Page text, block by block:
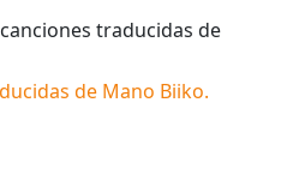
traducidas de
de Mano Biiko.